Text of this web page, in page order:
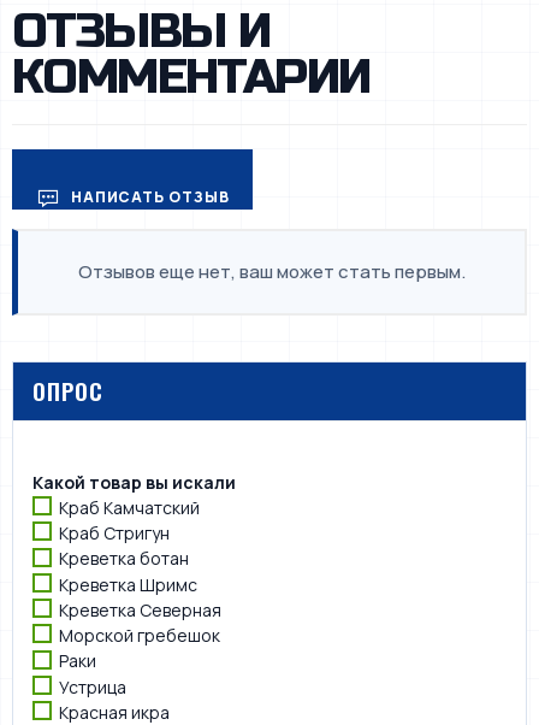
ОТЗЫВЫ И
КОММЕНТАРИИ
НАПИСАТЬ ОТЗЫВ
Отзывов еще нет, ваш может стать первым.
ОПРОС
Какой товар вы искали
Краб Камчатский
Краб Стригун
Креветка ботан
Креветка Шримс
Креветка Северная
Морской гребешок
Раки
Устрица
Красная икра